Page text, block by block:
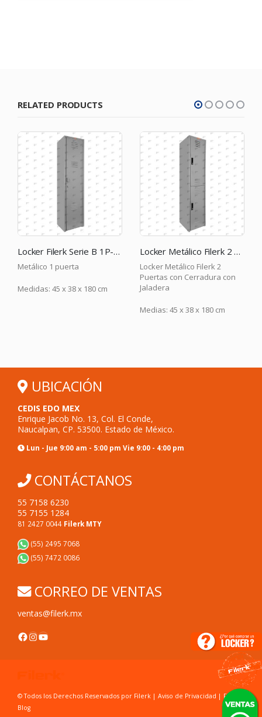
RELATED PRODUCTS
Locker Filerk Serie B 1P-GR
cm
Locker Metálico Filerk 2 Puertas con Cerradura con Jaladera
Locker Metálico Filerk 2
Puertas con Cerradura con
Jaladera
Medias: 45 x 38 x 180 cm
Metálico 3 puertas
UBICACIÓN
CEDIS EDO MEX
Enrique Jacob No. 13, Col. El Conde,
Naucalpan, CP. 53500. Estado de México.
Lun - Jue 9:00 am - 5:00 pm Vie 9:00 - 4:00 pm
CONTÁCTANOS
55 7158 6230
55 7155 1284
81 2427 0044 Filerk MTY
(55) 2495 7068
(55) 7472 0086
CORREO DE VENTAS
ventas@filerk.mx
Facebook
Instagram
YouTube
© Todos los Derechos Reservados por Filerk | Aviso de Privacidad | FAC's
Blog